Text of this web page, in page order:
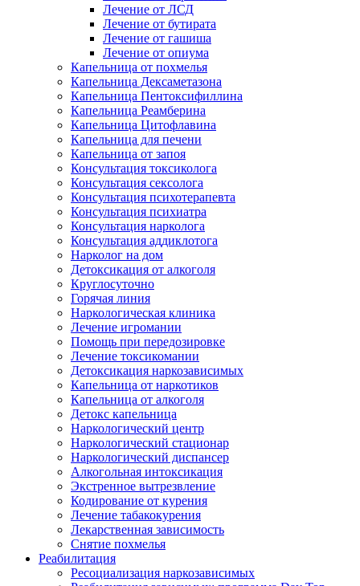
Лечение от ЛСД
Лечение от бутирата
Лечение от гашиша
Лечение от опиума
Капельница от похмелья
Капельница Дексаметазона
Капельница Пентоксифиллина
Капельница Реамберина
Капельница Цитофлавина
Капельница для печени
Капельница от запоя
Консультация токсиколога
Консультация сексолога
Консультация психотерапевта
Консультация психиатра
Консультация нарколога
Консультация аддиклотога
Нарколог на дом
Детоксикация от алкоголя
Круглосуточно
Горячая линия
Наркологическая клиника
Лечение игромании
Помощь при передозировке
Лечение токсикомании
Детоксикация наркозависимых
Капельница от наркотиков
Капельница от алкоголя
Детокс капельница
Наркологический центр
Наркологический стационар
Наркологический диспансер
Алкогольная интоксикация
Экстренное вытрезвление
Кодирование от курения
Лечение табакокурения
Лекарственная зависимость
Снятие похмелья
Реабилитация
Ресоциализация наркозависимых